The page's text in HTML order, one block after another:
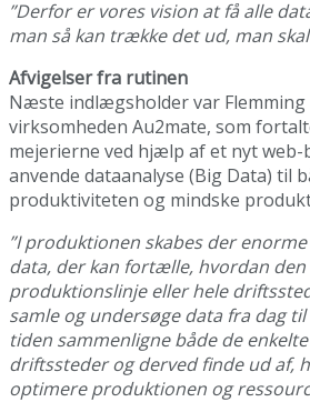
”Derfor er vores vision at få alle
man så kan trække det ud, man
Afvigelser fra rutinen
Næste indlægsholder var Flemming
virksomheden Au2mate, som
mejerierne ved hjælp af et nyt
anvende dataanalyse (Big Data) til
produktiviteten og mindske
”I produktionen skabes der
data, der kan fortælle, hvordan den
produktionslinje eller hele
samle og undersøge data fra dag
tiden sammenligne både de
driftssteder og derved finde ud af,
optimere produktionen og